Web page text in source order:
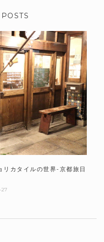
カタイルの世界-京都旅日
27